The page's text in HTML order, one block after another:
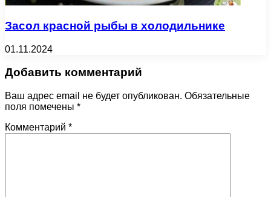
Засол красной рыбы в холодильнике
01.11.2024
Добавить комментарий
Ваш адрес email не будет опубликован. Обязательные
поля помечены *
Комментарий *